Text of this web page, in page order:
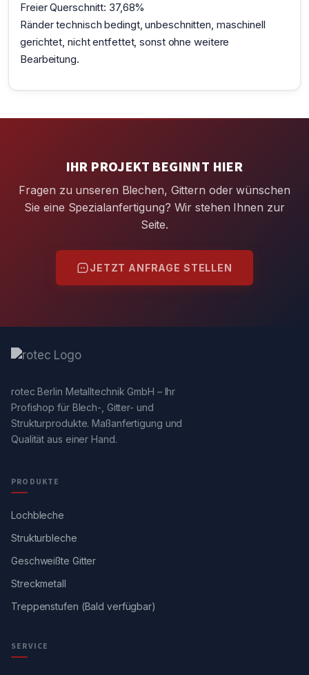
Freier Querschnitt: 37,68%
Ränder technisch bedingt, unbeschnitten, maschinell
gerichtet, nicht entfettet, sonst ohne weitere
Bearbeitung.
IHR PROJEKT BEGINNT HIER
Fragen zu unseren Blechen, Gittern oder wünschen
Sie eine Spezialanfertigung? Wir stehen Ihnen zur
Seite.
JETZT ANFRAGE STELLEN
rotec Berlin Metalltechnik GmbH – Ihr
Profishop für Blech-, Gitter- und
Strukturprodukte. Maßanfertigung und
Qualität aus einer Hand.
PRODUKTE
Lochbleche
Strukturbleche
Geschweißte Gitter
Streckmetall
Treppenstufen (Bald verfügbar)
SERVICE